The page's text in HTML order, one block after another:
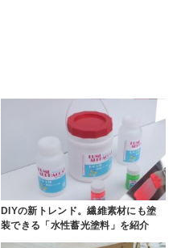
DIYの新トレンド。繊維素材にも塗
装できる「水性蓄光塗料」を紹介